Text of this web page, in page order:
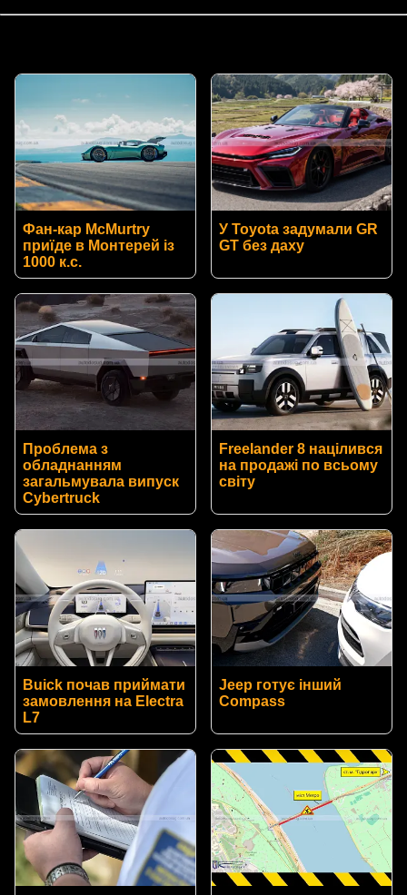
Фан-кар McMurtry
приїде в Монтерей із
1000 к.с.
У Toyota задумали GR
GT без даху
Проблема з
обладнанням
загальмувала випуск
Cybertruck
Freelander 8 націлився
на продажі по всьому
світу
Buick почав приймати
замовлення на Electra
L7
Jeep готує інший
Compass